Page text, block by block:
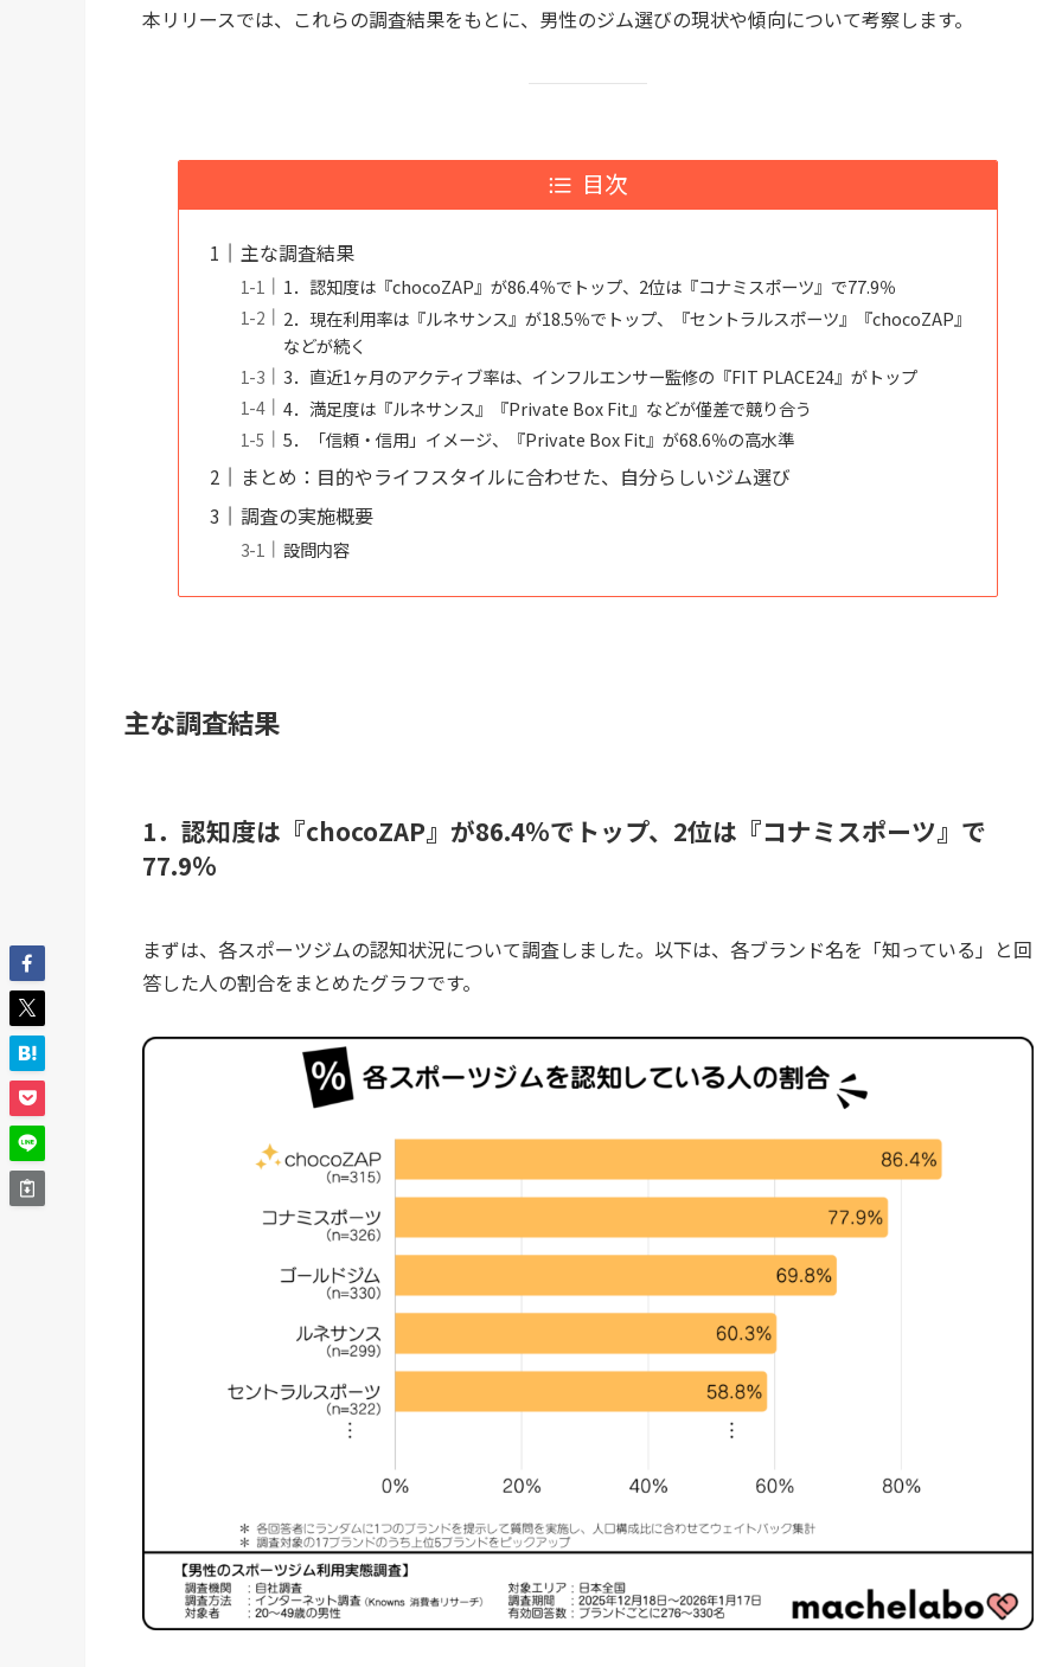
本リリースでは、これらの調査結果をもとに、男性のジム選びの現状や傾向について考察します。
目次
主な調査結果
1．認知度は『chocoZAP』が86.4％でトップ、2位は『コナミスポーツ』で77.9％
2．現在利用率は『ルネサンス』が18.5％でトップ、『セントラルスポーツ』『chocoZAP』
などが続く
3．直近1ヶ月のアクティブ率は、インフルエンサー監修の『FIT PLACE24』がトップ
4．満足度は『ルネサンス』『Private Box Fit』などが僅差で競り合う
5．「信頼・信用」イメージ、『Private Box Fit』が68.6％の高水準
まとめ：目的やライフスタイルに合わせた、自分らしいジム選び
調査の実施概要
設問内容
主な調査結果
1．認知度は『chocoZAP』が86.4％でトップ、2位は『コナミスポーツ』で
77.9％
まずは、各スポーツジムの認知状況について調査しました。以下は、各ブランド名を「知っている」と回
答した人の割合をまとめたグラフです。